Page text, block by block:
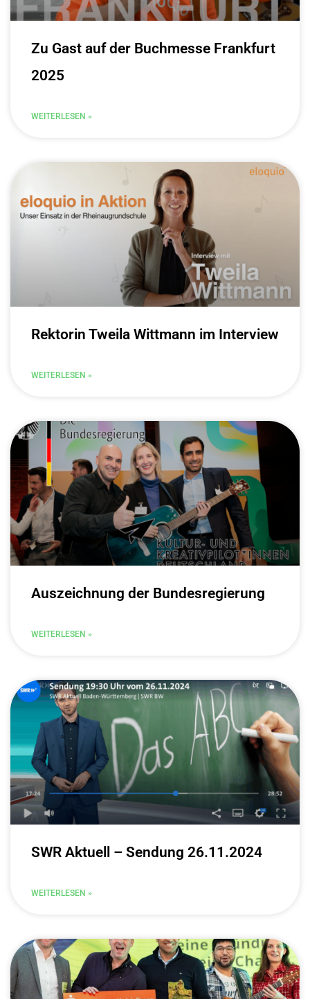
Zu Gast auf der Buchmesse Frankfurt
2025
WEITERLESEN »
Rektorin Tweila Wittmann im Interview
WEITERLESEN »
Auszeichnung der Bundesregierung
WEITERLESEN »
SWR Aktuell – Sendung 26.11.2024
WEITERLESEN »